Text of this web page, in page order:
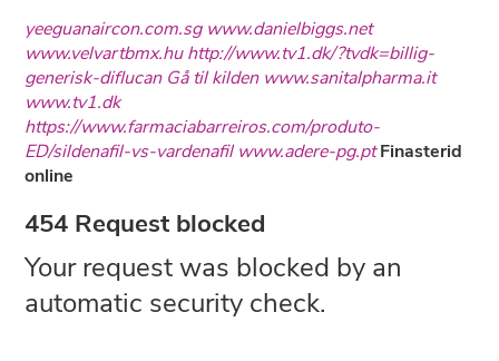
yeeguanaircon.com.sg www.danielbiggs.net
www.velvartbmx.hu http://www.tv1.dk/?tvdk=billig-
generisk-diflucan Gå til kilden www.sanitalpharma.it
www.tv1.dk
https://www.farmaciabarreiros.com/produto-
ED/sildenafil-vs-vardenafil www.adere-pg.pt Finasterid
online
454 Request blocked
Your request was blocked by an
automatic security check.